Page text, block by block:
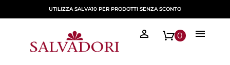
UTILIZZA SALVA10 PER PRODOTTI SENZA SCONTO

0
